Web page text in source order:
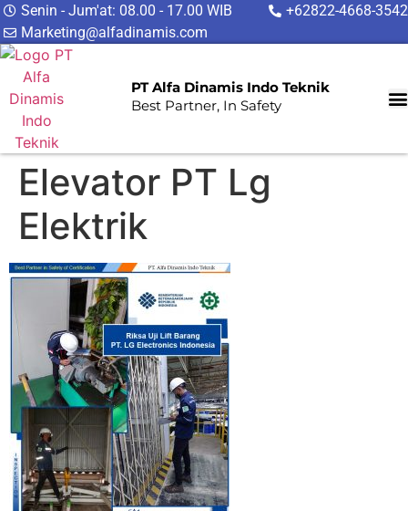
Senin - Jum'at: 08.00 - 17.00 WIB
+62822-4668-3542
Marketing@alfadinamis.com
PT Alfa Dinamis Indo Teknik
Best Partner, In Safety
Elevator PT Lg
Elektrik